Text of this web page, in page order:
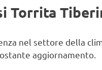
Torrita
nel settore della
aggiornamento.